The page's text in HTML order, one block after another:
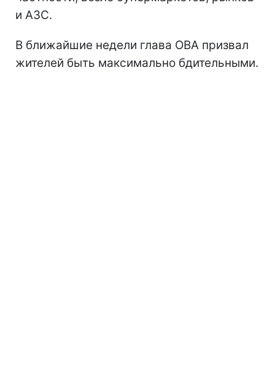
и АЗС.
В ближайшие недели глава ОВА призвал
жителей быть максимально бдительными.